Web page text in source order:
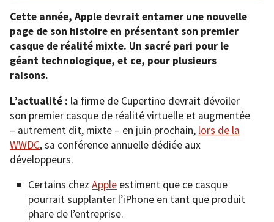
Cette année, Apple devrait entamer une nouvelle
page de son histoire en présentant son premier
casque de réalité mixte. Un sacré pari pour le
géant technologique, et ce, pour plusieurs
raisons.
L’actualité : la firme de Cupertino devrait dévoiler
son premier casque de réalité virtuelle et augmentée
– autrement dit, mixte – en juin prochain, lors de la
WWDC, sa conférence annuelle dédiée aux
développeurs.
Certains chez Apple estiment que ce casque
pourrait supplanter l’iPhone en tant que produit
phare de l’entreprise.